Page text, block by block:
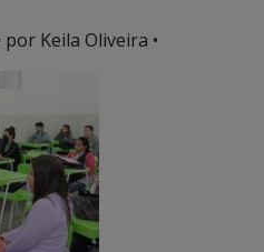
por Keila Oliveira •